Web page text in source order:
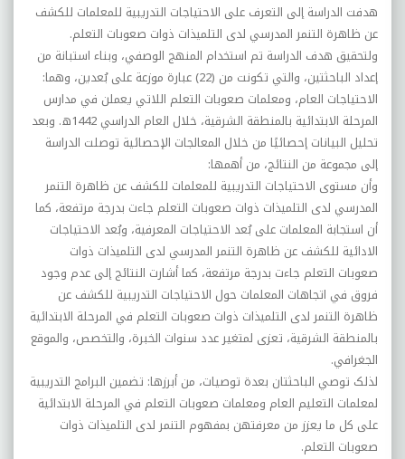
هدفت الدراسة إلى التعرف على الاحتياجات التدريبية للمعلمات للکشف
عن ظاهرة التنمر المدرسي لدى التلميذات ذوات صعوبات التعلم.
ولتحقيق هدف الدراسة تم استخدام المنهج الوصفي، وبناء استبانة من
إعداد الباحثتين، والتي تکونت من (22) عبارة موزعة على بُعدين، وهما:
الاحتياجات العام، ومعلمات صعوبات التعلم اللاتي يعملن في مدارس
المرحلة الابتدائية بالمنطقة الشرقية، خلال العام الدراسي 1442ه. وبعد
تحليل البيانات إحصائيًا من خلال المعالجات الإحصائية توصلت الدراسة
إلى مجموعة من النتائج، من أهمها:
وأن مستوى الاحتياجات التدريبية للمعلمات للکشف عن ظاهرة التنمر
المدرسي لدى التلميذات ذوات صعوبات التعلم جاءت بدرجة مرتفعة، کما
أن استجابة المعلمات على بُعد الاحتياجات المعرفية، وبُعد الاحتياجات
الادائية للکشف عن ظاهرة التنمر المدرسي لدى التلميذات ذوات
صعوبات التعلم جاءت بدرجة مرتفعة، کما أشارت النتائج إلى عدم وجود
فروق في اتجاهات المعلمات حول الاحتياجات التدريبية للکشف عن
ظاهرة التنمر لدى التلميذات ذوات صعوبات التعلم في المرحلة الابتدائية
بالمنطقة الشرقية، تعزى لمتغير عدد سنوات الخبرة، والتخصص، والموقع
الجغرافي.
لذلک توصي الباحثتان بعدة توصيات، من أبرزها: تضمين البرامج التدريبية
لمعلمات التعليم العام ومعلمات صعوبات التعلم في المرحلة الابتدائية
على کل ما يعزز من معرفتهن بمفهوم التنمر لدى التلميذات ذوات
صعوبات التعلم.